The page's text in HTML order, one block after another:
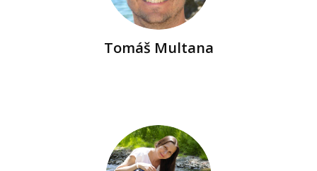
Tomáš Multana